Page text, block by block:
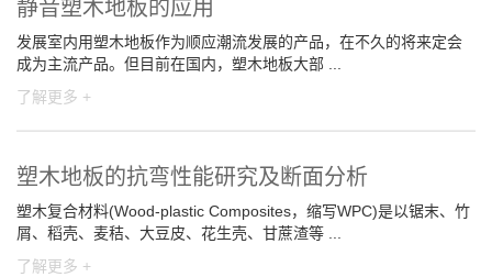
静音塑木地板的应用
发展室内用塑木地板作为顺应潮流发展的产品，在不久的将来定会
成为主流产品。但目前在国内，塑木地板大部 ...
了解更多 +
塑木地板的抗弯性能研究及断面分析
塑木复合材料(Wood-plastic Composites，缩写WPC)是以锯末、竹
屑、稻壳、麦秸、大豆皮、花生壳、甘蔗渣等 ...
了解更多 +